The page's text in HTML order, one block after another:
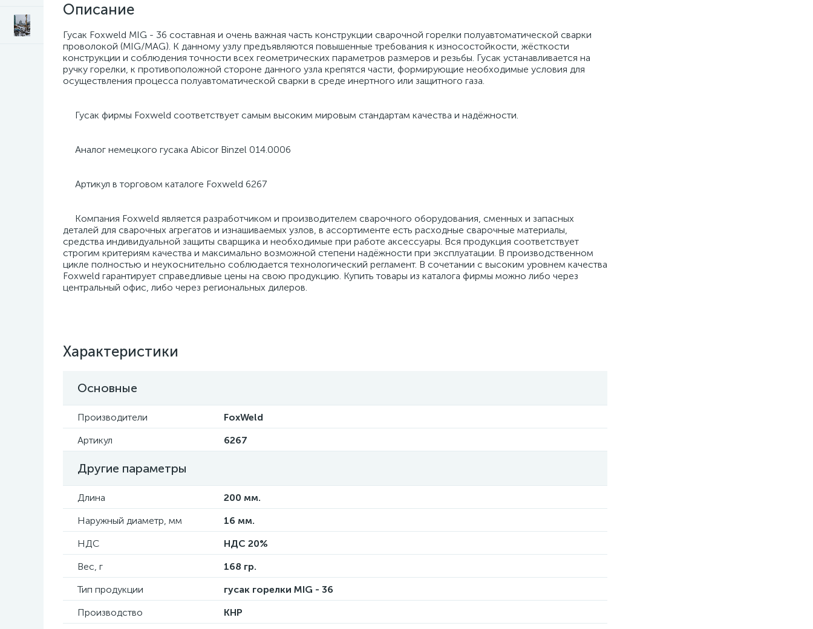
Описание
Гусак Foxweld MIG - 36 составная и очень важная часть конструкции сварочной горелки полуавтоматической сварки
проволокой (MIG/MAG). К данному узлу предъявляются повышенные требования к износостойкости, жёсткости
конструкции и соблюдения точности всех геометрических параметров размеров и резьбы. Гусак устанавливается на
ручку горелки, к противоположной стороне данного узла крепятся части, формирующие необходимые условия для
осуществления процесса полуавтоматической сварки в среде инертного или защитного газа.
Гусак фирмы Foxweld соответствует самым высоким мировым стандартам качества и надёжности.
Аналог немецкого гусака Abicor Binzel 014.0006
Артикул в торговом каталоге Foxweld 6267
Компания Foxweld является разработчиком и производителем сварочного оборудования, сменных и запасных
деталей для сварочных агрегатов и изнашиваемых узлов, в ассортименте есть расходные сварочные материалы,
средства индивидуальной защиты сварщика и необходимые при работе аксессуары. Вся продукция соответствует
строгим критериям качества и максимально возможной степени надёжности при эксплуатации. В производственном
цикле полностью и неукоснительно соблюдается технологический регламент. В сочетании с высоким уровнем качества
Foxweld гарантирует справедливые цены на свою продукцию. Купить товары из каталога фирмы можно либо через
центральный офис, либо через региональных дилеров.
Характеристики
Основные
Производители
FoxWeld
Артикул
6267
Другие параметры
Длина
200 мм.
Наружный диаметр, мм
16 мм.
НДС
НДС 20%
Вес, г
168 гр.
Тип продукции
гусак горелки MIG - 36
Производство
КНР